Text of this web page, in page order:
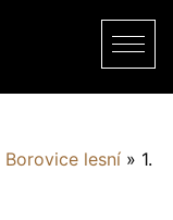
Borovice lesní » 1.